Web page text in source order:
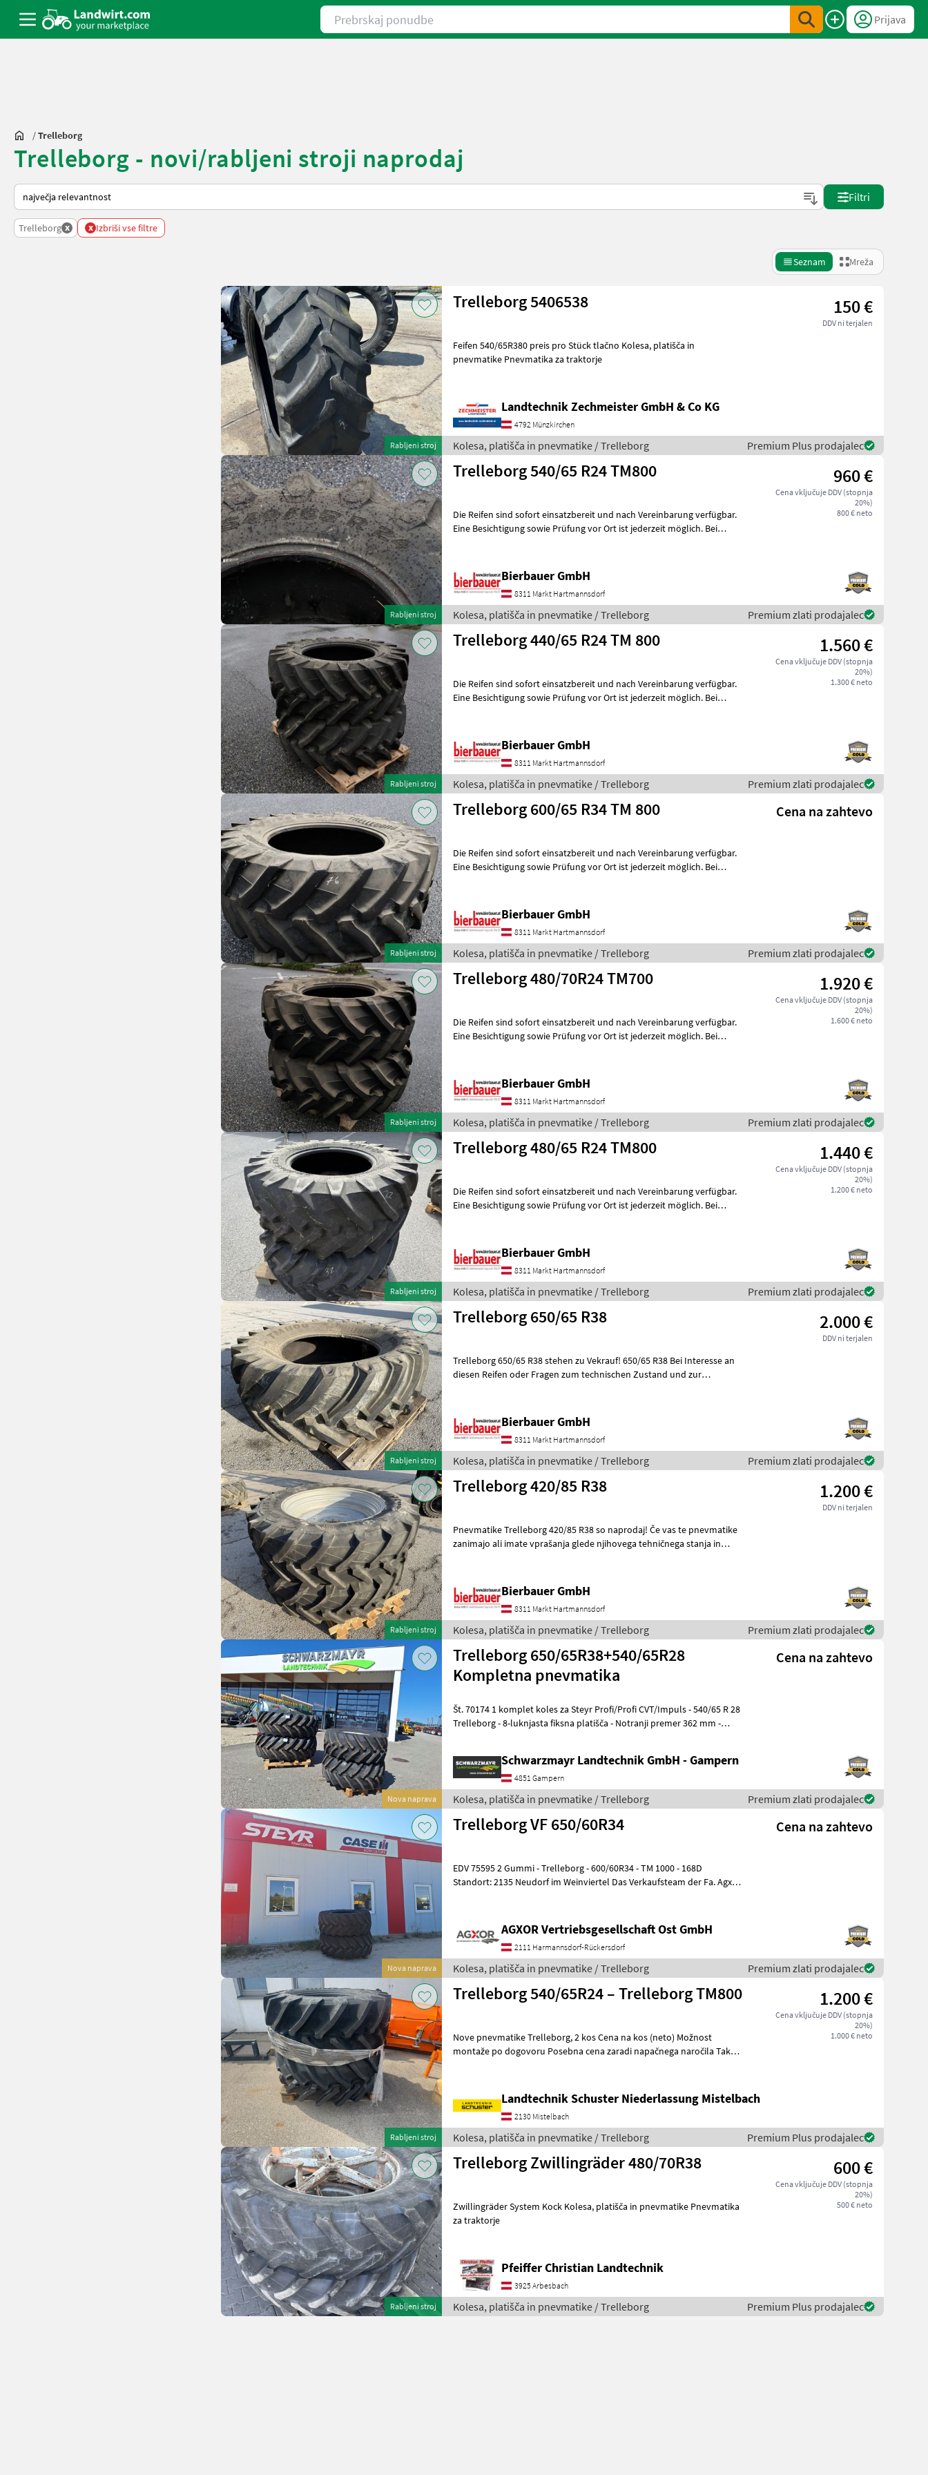
Prebrskaj ponudbe
Prijava
/Trelleborg
Trelleborg - novi/rabljeni stroji naprodaj
Tako je razvrščeno na Landwirt.com
Filtri
Trelleborg x x Izbriši vse filtre
Seznam Mreža
Rabljeni stroj
Trelleborg 5406538 150 €
DDV ni terjalen
Feifen 540/65R380 preis pro Stück tlačno Kolesa, platišča in
pnevmatike Pnevmatika za traktorje
Landtechnik Zechmeister GmbH & Co KG
4792 Münzkirchen
Kolesa, platišča in pnevmatike / Trelleborg Premium Plus prodajalec
Rabljeni stroj
Trelleborg 540/65 R24 TM800 960 €
Cena vključuje DDV (stopnja
20%)
800 € neto
Die Reifen sind sofort einsatzbereit und nach Vereinbarung verfügbar.
Eine Besichtigung sowie Prüfung vor Ort ist jederzeit möglich. Bei
Bierbauer GmbH
8311 Markt Hartmannsdorf
Kolesa, platišča in pnevmatike / Trelleborg Premium zlati prodajalec
Rabljeni stroj
Trelleborg 440/65 R24 TM 800 1.560 €
Cena vključuje DDV (stopnja
20%)
1.300 € neto
Die Reifen sind sofort einsatzbereit und nach Vereinbarung verfügbar.
Eine Besichtigung sowie Prüfung vor Ort ist jederzeit möglich. Bei
Bierbauer GmbH
8311 Markt Hartmannsdorf
Kolesa, platišča in pnevmatike / Trelleborg Premium zlati prodajalec
Rabljeni stroj
Trelleborg 600/65 R34 TM 800 Cena na zahtevo
Die Reifen sind sofort einsatzbereit und nach Vereinbarung verfügbar.
Eine Besichtigung sowie Prüfung vor Ort ist jederzeit möglich. Bei
Bierbauer GmbH
8311 Markt Hartmannsdorf
Kolesa, platišča in pnevmatike / Trelleborg Premium zlati prodajalec
Rabljeni stroj
Trelleborg 480/70R24 TM700 1.920 €
Cena vključuje DDV (stopnja
20%)
1.600 € neto
Die Reifen sind sofort einsatzbereit und nach Vereinbarung verfügbar.
Eine Besichtigung sowie Prüfung vor Ort ist jederzeit möglich. Bei
Bierbauer GmbH
8311 Markt Hartmannsdorf
Kolesa, platišča in pnevmatike / Trelleborg Premium zlati prodajalec
Rabljeni stroj
Trelleborg 480/65 R24 TM800 1.440 €
Cena vključuje DDV (stopnja
20%)
1.200 € neto
Die Reifen sind sofort einsatzbereit und nach Vereinbarung verfügbar.
Eine Besichtigung sowie Prüfung vor Ort ist jederzeit möglich. Bei
Bierbauer GmbH
8311 Markt Hartmannsdorf
Kolesa, platišča in pnevmatike / Trelleborg Premium zlati prodajalec
Rabljeni stroj
Trelleborg 650/65 R38 2.000 €
DDV ni terjalen
Trelleborg 650/65 R38 stehen zu Vekrauf! 650/65 R38 Bei Interesse an
diesen Reifen oder Fragen zum technischen Zustand und zur
Bierbauer GmbH
8311 Markt Hartmannsdorf
Kolesa, platišča in pnevmatike / Trelleborg Premium zlati prodajalec
Rabljeni stroj
Trelleborg 420/85 R38 1.200 €
DDV ni terjalen
Pnevmatike Trelleborg 420/85 R38 so naprodaj! Če vas te pnevmatike
zanimajo ali imate vprašanja glede njihovega tehničnega stanja in
Bierbauer GmbH
8311 Markt Hartmannsdorf
Kolesa, platišča in pnevmatike / Trelleborg Premium zlati prodajalec
Nova naprava
Trelleborg 650/65R38+540/65R28
Kompletna pnevmatika
Cena na zahtevo
Št. 70174 1 komplet koles za Steyr Profi/Profi CVT/Impuls - 540/65 R 28
Trelleborg - 8-luknjasta fiksna platišča - Notranji premer 362 mm -
Schwarzmayr Landtechnik GmbH - Gampern
4851 Gampern
Kolesa, platišča in pnevmatike / Trelleborg Premium zlati prodajalec
Nova naprava
Trelleborg VF 650/60R34 Cena na zahtevo
EDV 75595 2 Gummi - Trelleborg - 600/60R34 - TM 1000 - 168D
Standort: 2135 Neudorf im Weinviertel Das Verkaufsteam der Fa. Agxor
AGXOR Vertriebsgesellschaft Ost GmbH
2111 Harmannsdorf-Rückersdorf
Kolesa, platišča in pnevmatike / Trelleborg Premium zlati prodajalec
Rabljeni stroj
Trelleborg 540/65R24 – Trelleborg TM800 1.200 €
Cena vključuje DDV (stopnja
20%)
1.000 € neto
Nove pnevmatike Trelleborg, 2 kos Cena na kos (neto) Možnost
montaže po dogovoru Posebna cena zaradi napačnega naročila Takoj
Landtechnik Schuster Niederlassung Mistelbach
2130 Mistelbach
Kolesa, platišča in pnevmatike / Trelleborg Premium Plus prodajalec
Rabljeni stroj
Trelleborg Zwillingräder 480/70R38 600 €
Cena vključuje DDV (stopnja
20%)
500 € neto
Zwillingräder System Kock Kolesa, platišča in pnevmatike Pnevmatika
za traktorje
Pfeiffer Christian Landtechnik
3925 Arbesbach
Kolesa, platišča in pnevmatike / Trelleborg Premium Plus prodajalec